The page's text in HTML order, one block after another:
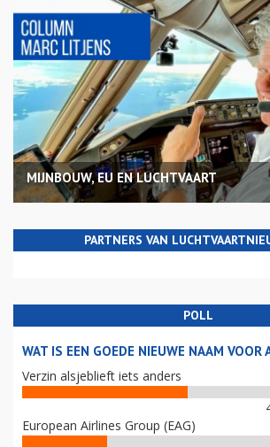
MIJNBOUW, EU EN LUCHTVAART
PARTNERS VAN
POLL
WAT IS EEN GOEDE NIEUWE NAAM VOOR
Verzin alsjeblieft iets anders
European Airlines Group (EAG)